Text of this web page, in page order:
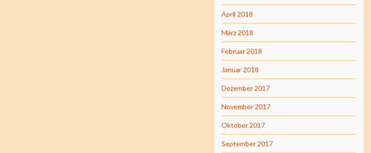
April 2018
März 2018
Februar 2018
Januar 2018
Dezember 2017
November 2017
Oktober 2017
September 2017